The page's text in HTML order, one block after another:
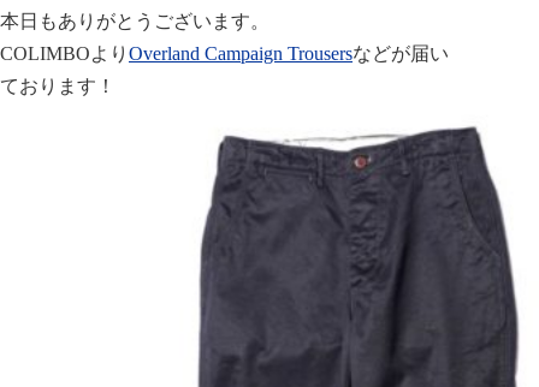
本日もありがとうございます。
COLIMBOより Overland Campaign Trousersなどが届い
ております！